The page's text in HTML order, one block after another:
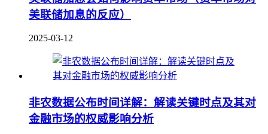
美联储加息的反应）
2025-03-12
非农数据公布时间详解：解读关键时点及其对
金融市场的权威影响分析